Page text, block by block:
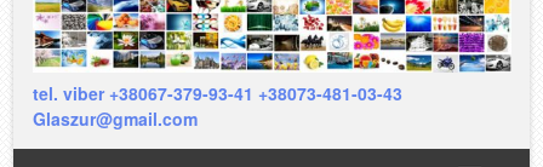
tel. viber +38067-379-93-41 +38073-481-03-43
Glaszur@gmail.com